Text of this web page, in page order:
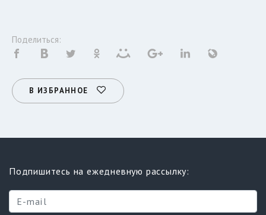
Поделиться:
В ИЗБРАННОЕ
Подпишитесь на ежедневную рассылку: